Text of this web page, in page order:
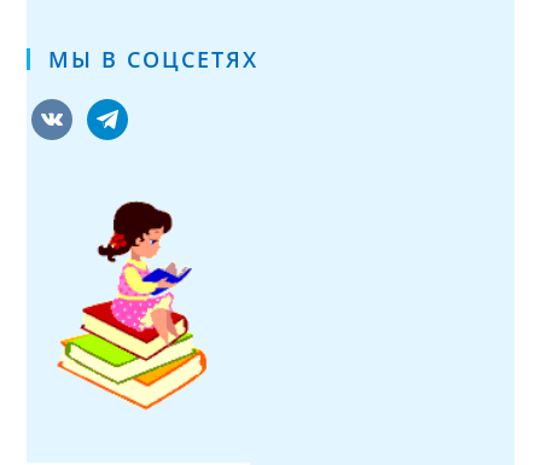
МЫ В СОЦСЕТЯХ
vkontaktetelegram